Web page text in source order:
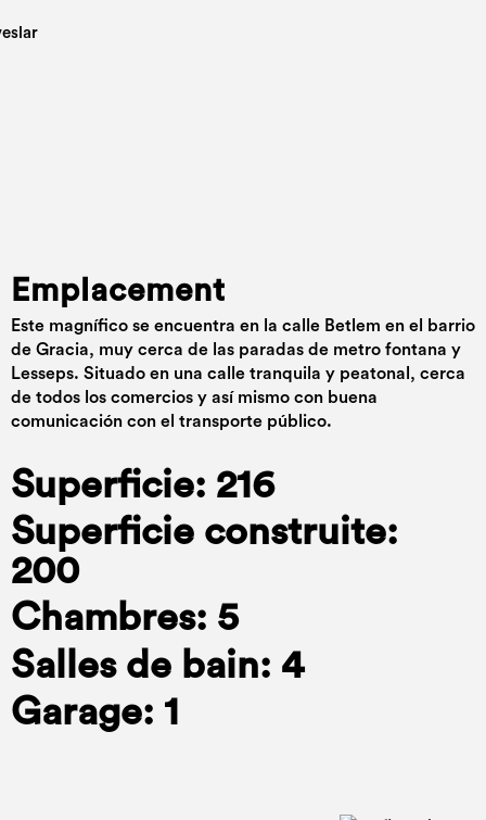
Emplacement
Este magnífico se encuentra en la calle Betlem en el barrio
de Gracia, muy cerca de las paradas de metro fontana y
Lesseps. Situado en una calle tranquila y peatonal, cerca
de todos los comercios y así mismo con buena
comunicación con el transporte público.
Superficie: 216
Superficie construite:
200
Chambres: 5
Salles de bain: 4
Garage: 1